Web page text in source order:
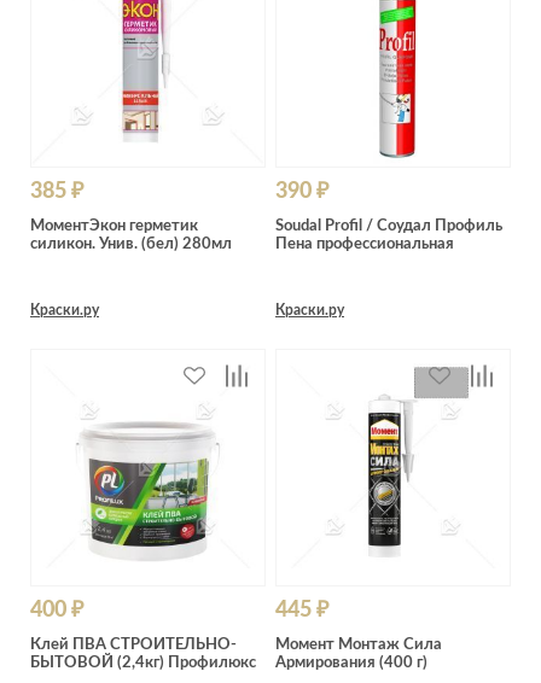
385 ₽
МоментЭкон герметик
силикон. Унив. (бел) 280мл
Краски.ру
390 ₽
Soudal Profil / Соудал Профиль
Пена профессиональная
Краски.ру
400 ₽
Клей ПВА СТРОИТЕЛЬНО-
БЫТОВОЙ (2,4кг) Профилюкс
445 ₽
Момент Монтаж Сила
Армирования (400 г)